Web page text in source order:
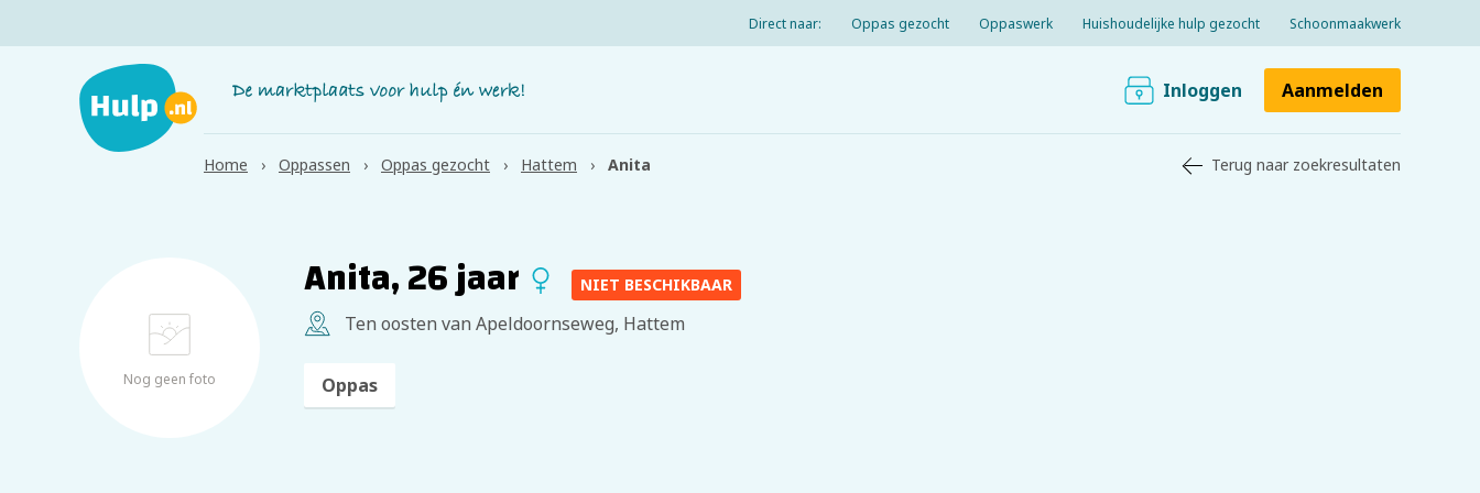
Direct naar: Oppas gezocht Oppaswerk Huishoudelijke hulp gezocht Schoonmaakwerk
Inloggen Aanmelden
Home Oppassen Oppas gezocht Hattem Anita Terug naar zoekresultaten
Nog geen foto
Anita, 26 jaar NIET BESCHIKBAAR
Ten oosten van Apeldoornseweg, Hattem
Oppas